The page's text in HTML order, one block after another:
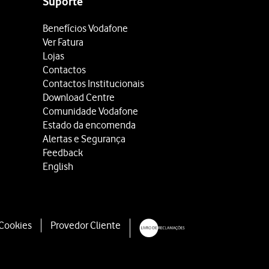
Benefícios Vodafone
Ver Fatura
Lojas
Contactos
Contactos Institucionais
Download Centre
Comunidade Vodafone
Estado da encomenda
Alertas e Segurança
Feedback
English
Provedor Cliente